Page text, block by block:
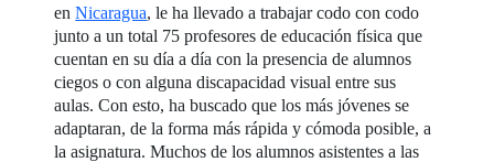
enNicaragua, le ha llevado a trabajar codo con codo
junto a un total 75 profesores de educación física que
cuentan en su día a día con la presencia de alumnos
ciegos o con alguna discapacidad visual entre sus
aulas. Con esto, ha buscado que los más jóvenes se
adaptaran, de la forma más rápida y cómoda posible, a
la asignatura. Muchos de los alumnos asistentes a las